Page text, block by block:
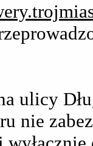
ulicy
nie